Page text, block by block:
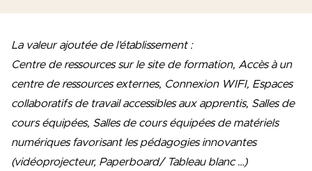
La valeur ajoutée de l’établissement :
Centre de ressources sur le site de formation, Accès à un
centre de ressources externes, Connexion WIFI, Espaces
collaboratifs de travail accessibles aux apprentis, Salles de
cours équipées, Salles de cours équipées de matériels
numériques favorisant les pédagogies innovantes
(vidéoprojecteur, Paperboard/ Tableau blanc …)